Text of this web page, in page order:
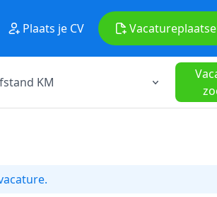
Plaats je CV Vacature